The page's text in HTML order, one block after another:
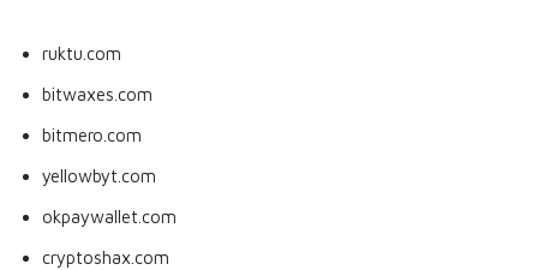
ruktu.com
bitwaxes.com
bitmero.com
yellowbyt.com
okpaywallet.com
cryptoshax.com